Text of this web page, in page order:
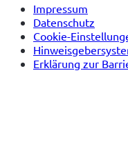
Impressum
Datenschutz
Cookie-
Erklärung zur